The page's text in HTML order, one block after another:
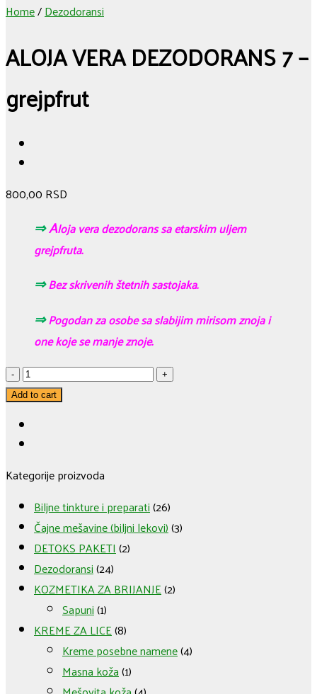
Home/Dezodoransi
ALOJA VERA DEZODORANS 7 –
grejpfrut
800,00 RSD
⇒Aloja vera dezodorans sa etarskim uljem
grejpfruta.
⇒Bez skrivenih štetnih sastojaka.
⇒Pogodan za osobe sa slabijim mirisom znoja i
one koje se manje znoje.
ALOJA
VERA
7
grejpfrut
Add to cart
Kategorije proizvoda
Biljne tinkture i preparati(26)
Čajne mešavine (biljni lekovi)(3)
DETOKS PAKETI(2)
Dezodoransi(24)
KOZMETIKA ZA BRIJANJE(2)
Sapuni(1)
KREME ZA LICE(8)
Kreme posebne namene(4)
Masna koža(1)